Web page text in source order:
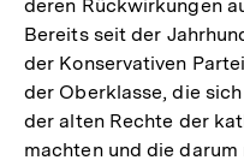
deren Rückwirkungen
Bereits seit der
der Konservativen
der Oberklasse, die
der alten Rechte der
machten und die